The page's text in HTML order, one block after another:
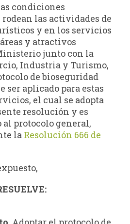
condiciones
las actividades de
y en los servicios
y atractivos
junto con la
Industria y Turismo,
de bioseguridad
ser aplicado para estas
el cual se adopta
resolución y es
protocolo general,
la Resolución 666 de